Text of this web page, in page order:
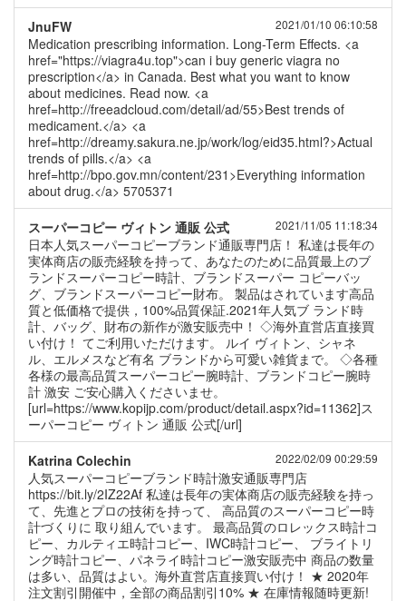
JnuFW
2021/01/10 06:10:58
Medication prescribing information. Long-Term Effects. <a
href="https://viagra4u.top">can i buy generic viagra no
prescription</a> in Canada. Best what you want to know
about medicines. Read now. <a
href=http://freeadcloud.com/detail/ad/55>Best trends of
medicament.</a> <a
href=http://dreamy.sakura.ne.jp/work/log/eid35.html?>Actual
trends of pills.</a> <a
href=http://bpo.gov.mn/content/231>Everything information
about drug.</a> 5705371
スーパーコピー ヴィトン 通販 公式
2021/11/05 11:18:34
日本人気スーパーコピーブランド通販専門店！ 私達は長年の
実体商店の販売経験を持って、あなたのために品質最上のブ
ランドスーパーコピー時計、ブランドスーパー コピーバッ
グ、ブランドスーパーコピー財布。 製品はされています高品
質と低価格で提供，100%品質保証.2021年人気ブ ランド時
計、バッグ、財布の新作が激安販売中！ ◇海外直営店直接買
い付け！ てご利用いただけます。 ルイ ヴィトン、シャネ
ル、エルメスなど有名 ブランドから可愛い雑貨まで。 ◇各種
各様の最高品質スーパーコピー腕時計、ブランドコピー腕時
計 激安 ご安心購入くださいませ。
[url=https://www.kopijp.com/product/detail.aspx?id=11362]ス
ーパーコピー ヴィトン 通販 公式[/url]
Katrina Colechin
2022/02/09 00:29:59
人気スーパーコピーブランド時計激安通販専門店
https://bit.ly/2IZ22Af 私達は長年の実体商店の販売経験を持っ
て、先進とプロの技術を持って、 高品質のスーパーコピー時
計づくりに 取り組んでいます。 最高品質のロレックス時計コ
ピー、カルティエ時計コピー、IWC時計コピー、 ブライトリ
ング時計コピー、パネライ時計コピー激安販売中 商品の数量
は多い、品質はよい。海外直営店直接買い付け！ ★ 2020年
注文割引開催中，全部の商品割引10% ★ 在庫情報随時更新!